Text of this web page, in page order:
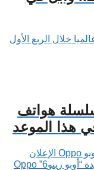
خلال الربع الأول
هواتف
كشفت تسريبات حديثة خطط شركة أوبو Oppo الإعلان
رسميا عن سلسلة هواتفها الذكية الجديدة “أوبو رينو6” Oppo